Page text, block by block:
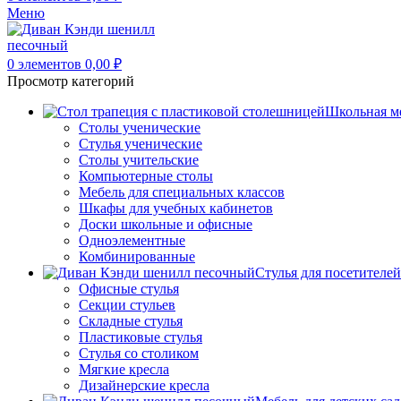
Меню
0 элементов 0,00 ₽
Просмотр категорий
Школьная
Столы ученические
Стулья ученические
Столы учительские
Компьютерные столы
Мебель для специальных классов
Шкафы для учебных кабинетов
Доски школьные и офисные
Одноэлементные
Комбинированные
Стулья для посетителей
Офисные стулья
Секции стульев
Складные стулья
Пластиковые стулья
Стулья со столиком
Мягкие кресла
Дизайнерские кресла